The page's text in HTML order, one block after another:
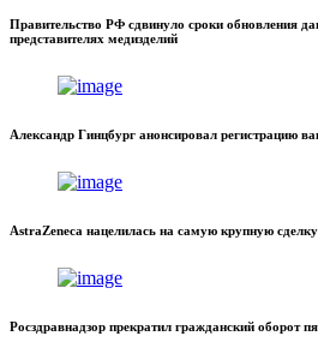
Правительство РФ сдвинуло сроки обновления
представителях медизделий
Александр Гинцбург анонсировал регистрацию
AstraZeneca нацелилась на самую крупную
Росздравнадзор прекратил гражданский оборот